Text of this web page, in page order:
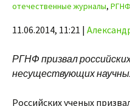
отечественные журналы, РГНФ
11.06.2014, 11:21 |
РГНФ призвал
несуществующих
Российских ученых